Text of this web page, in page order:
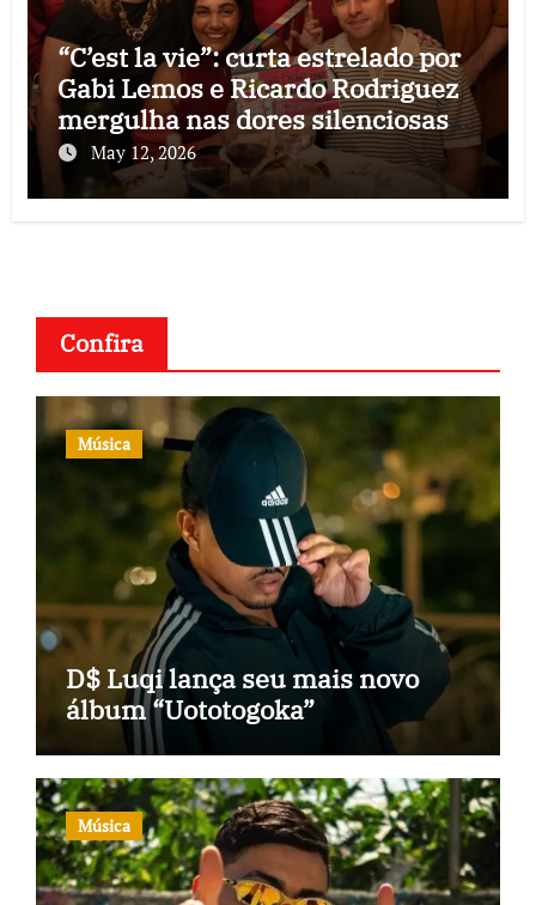
“C’est la vie”: curta estrelado por
Gabi Lemos e Ricardo Rodriguez
mergulha nas dores silenciosas
do fim de um amor
May 12, 2026
Confira
Música
D$ Luqi lança seu mais novo
álbum “Uototogoka”
Música